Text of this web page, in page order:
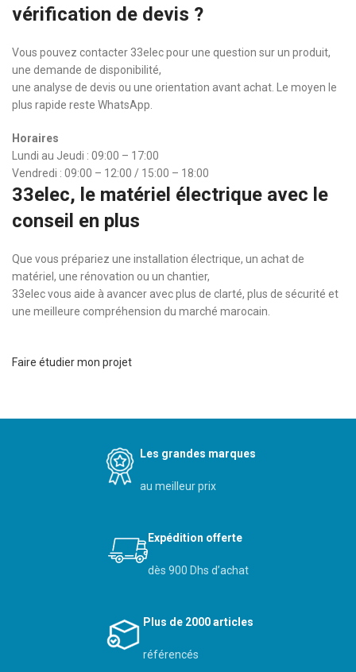
vérification de devis ?
Vous pouvez contacter 33elec pour une question sur un produit,
une demande de disponibilité,
une analyse de devis ou une orientation avant achat. Le moyen le
plus rapide reste WhatsApp.
Horaires
Lundi au Jeudi : 09:00 – 17:00
Vendredi : 09:00 – 12:00 / 15:00 – 18:00
33elec, le matériel électrique avec le
conseil en plus
Que vous prépariez une installation électrique, un achat de
matériel, une rénovation ou un chantier,
33elec vous aide à avancer avec plus de clarté, plus de sécurité et
une meilleure compréhension du marché marocain.
Faire étudier mon projet
Les grandes marques
au meilleur prix
Expédition offerte
dès 900 Dhs d’achat
Plus de 2000 articles
référencés